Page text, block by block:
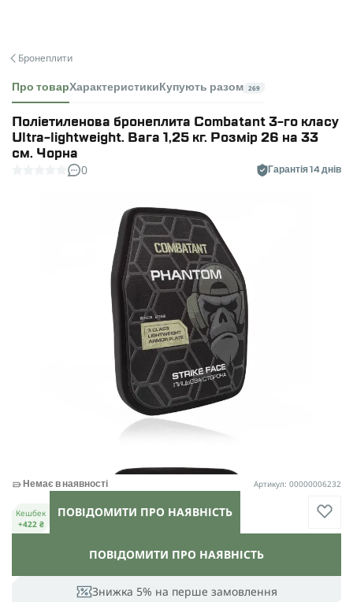
Бронеплити
Про товарХарактеристики Купують разом 269
Поліетиленова бронеплита Combatant 3-го класу
Ultra-lightweight. Вага 1,25 кг. Розмір 26 на 33
см. Чорна
0 Гарантія 14 днів
Знижка 5% на перше замовлення
ПОВІДОМИТИ ПРО НАЯВНІСТЬ
Немає в наявності Артикул: 00000006232
Кешбек
+422 ₴
ПОВІДОМИТИ ПРО НАЯВНІСТЬ